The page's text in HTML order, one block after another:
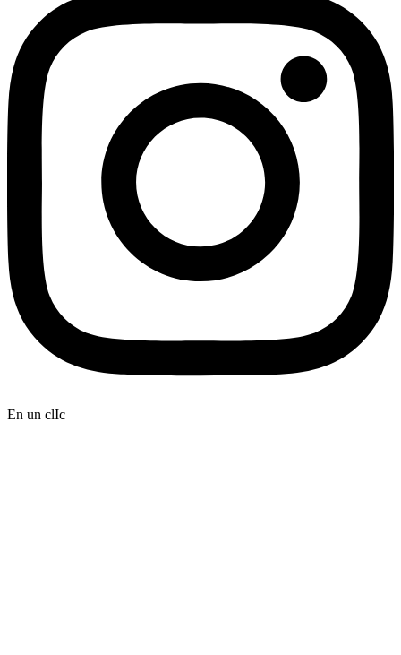
En un clIc